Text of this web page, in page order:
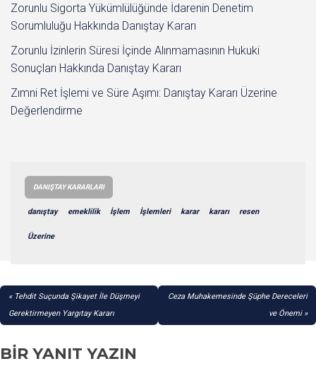
Zorunlu Sigorta Yükümlülüğünde İdarenin Denetim
Sorumluluğu Hakkında Danıştay Kararı
Zorunlu İzinlerin Süresi İçinde Alınmamasının Hukuki
Sonuçları Hakkında Danıştay Kararı
Zımni Ret İşlemi ve Süre Aşımı: Danıştay Kararı Üzerine
Değerlendirme
DANIŞTAY KARARLARI
danıştay emeklilik İşlem İşlemleri karar kararı resen
Üzerine
YAZI
GEZINMESI
Tehdit Suçunda Şikayet İle Düşmeyi
Gerektirmeyen Yargıtay Kararı
Ceza Muhakemesinde Şüphe Dereceleri
ve Önemi
BIR YANIT YAZIN